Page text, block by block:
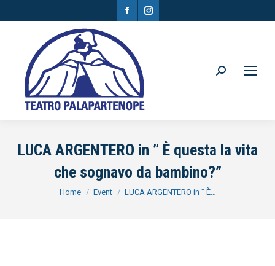
Facebook
opens
in
new
window
Instagram
Search:
LUCA ARGENTERO in ” È questa la vita
che sognavo da bambino?”
You are here:
Home Event LUCA ARGENTERO in ” È…